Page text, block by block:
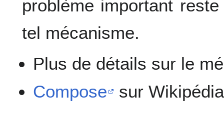
problème important
tel mécanisme.
Plus de détails sur le
Compose
sur Wikipédia